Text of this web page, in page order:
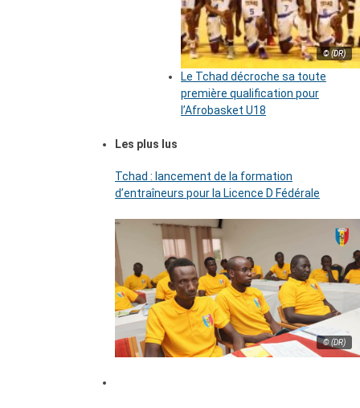
© (DR)
Le Tchad décroche sa toute
première qualification pour
l’Afrobasket U18
Les plus lus
Tchad : lancement de la formation
d’entraîneurs pour la Licence D Fédérale
© (DR)